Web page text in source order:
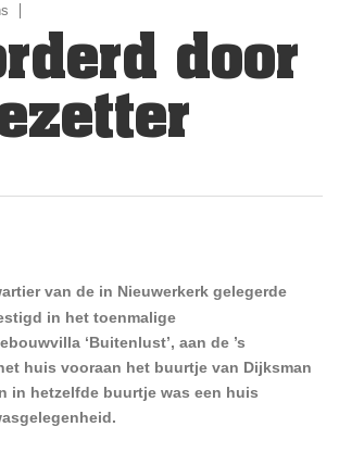
door
van de in Nieuwerkerk gelegerde
in het toenmalige
‘Buitenlust’, aan de ’s
huis vooraan het buurtje van Dijksman
in hetzelfde buurtje was een huis